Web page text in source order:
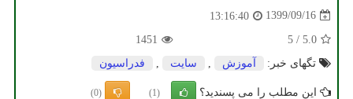
1399/09/16
13:16:40
5.0
/
5
1451
تگهای خبر:
آموزش سایت فدراسیون
این مطلب را می پسندید؟ (1)
(0)